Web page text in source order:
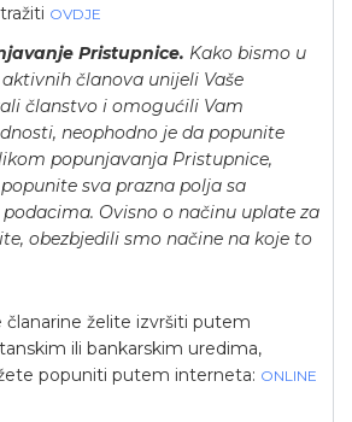
OVDJE
Pristupnice. Kako bismo u
članova unijeli Vaše
članstvo i omogućili Vam
neophodno je da popunite
popunjavanja Pristupnice,
sva prazna polja sa
Ovisno o načinu uplate za
obezbjedili smo načine na koje to
članarine želite izvršiti putem
ili bankarskim uredima,
popuniti putem interneta: ONLINE